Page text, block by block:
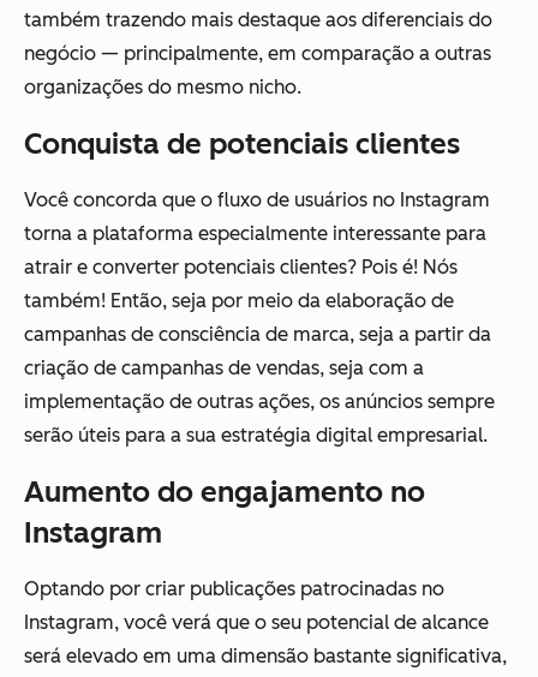
também trazendo mais destaque aos diferenciais do
negócio — principalmente, em comparação a outras
organizações do mesmo nicho.
Conquista de potenciais clientes
Você concorda que o fluxo de usuários no Instagram
torna a plataforma especialmente interessante para
atrair e converter potenciais clientes? Pois é! Nós
também! Então, seja por meio da elaboração de
campanhas de consciência de marca, seja a partir da
criação de campanhas de vendas, seja com a
implementação de outras ações, os anúncios sempre
serão úteis para a sua estratégia digital empresarial.
Aumento do engajamento no
Instagram
Optando por criar publicações patrocinadas no
Instagram, você verá que o seu potencial de alcance
será elevado em uma dimensão bastante significativa,